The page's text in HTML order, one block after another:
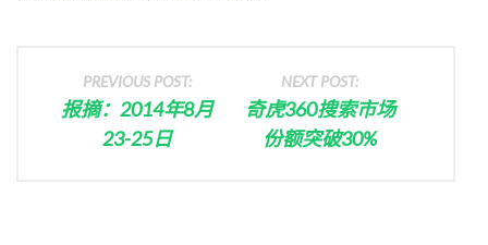
PREVIOUS POST:
报摘：2014年8月
23-25日
NEXT POST:
奇虎360搜索市场
份额突破30%